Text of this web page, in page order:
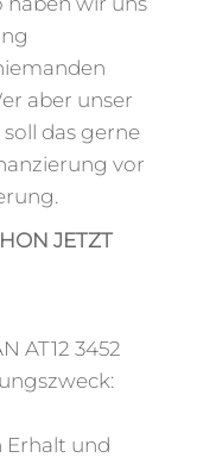
aber unser
das gerne
vor
JETZT
AT12 3452
Erhalt und